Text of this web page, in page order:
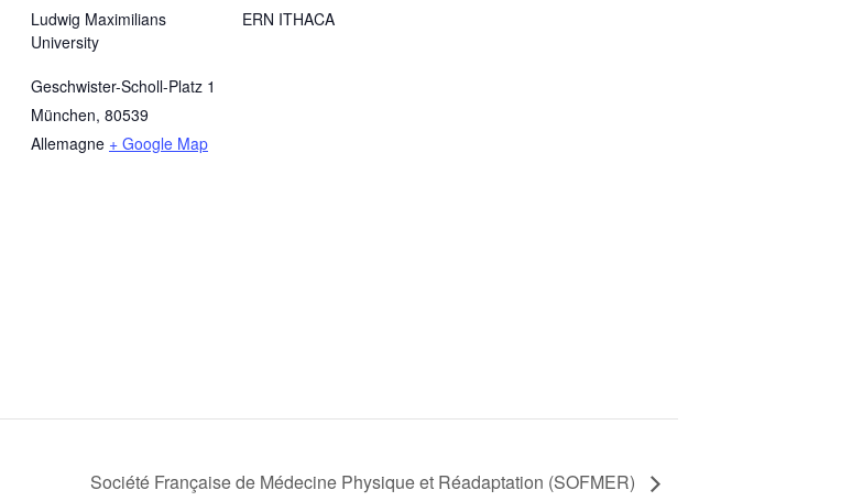
Ludwig Maximilians
University
Geschwister-Scholl-Platz 1
München, 80539
Allemagne + Google Map
ERN ITHACA
Société Française de Médecine Physique et Réadaptation (SOFMER)